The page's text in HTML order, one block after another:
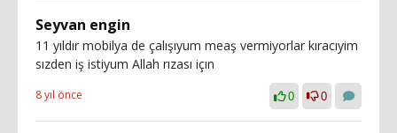
Seyvan engin
11 yıldır mobilya de çalışıyum meaş vermiyorlar kıracıyim
sızden iş istiyum Allah rızası içın
8 yıl önce 0 0